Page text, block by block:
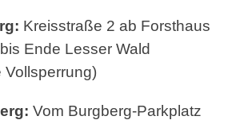
Kreisstraße 2 ab Forsthaus
Ende Lesser Wald
Vollsperrung)
Vom Burgberg-Parkplatz